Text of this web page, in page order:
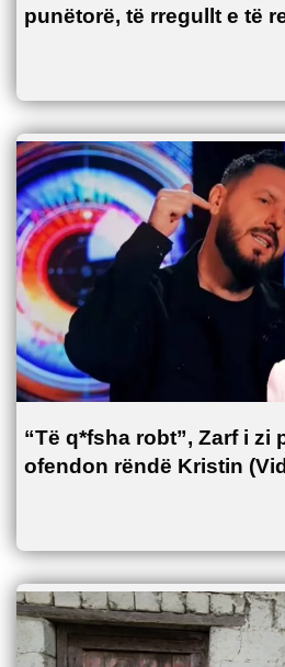
punëtorë, të rregullt e të
“Të q*fsha robt”, Zarf i zi
ofendon rëndë Kristin